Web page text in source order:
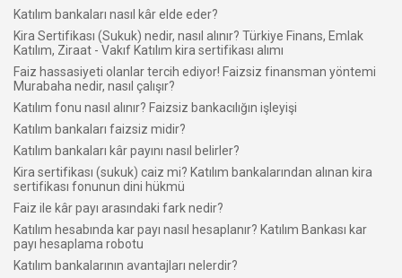
Katılım bankaları nasıl kâr elde eder?
Kira Sertifikası (Sukuk) nedir, nasıl alınır? Türkiye Finans, Emlak
Katılım, Ziraat - Vakıf Katılım kira sertifikası alımı
Faiz hassasiyeti olanlar tercih ediyor! Faizsiz finansman yöntemi
Murabaha nedir, nasıl çalışır?
Katılım fonu nasıl alınır? Faizsiz bankacılığın işleyişi
Katılım bankaları faizsiz midir?
Katılım bankaları kâr payını nasıl belirler?
Kira sertifikası (sukuk) caiz mi? Katılım bankalarından alınan kira
sertifikası fonunun dini hükmü
Faiz ile kâr payı arasındaki fark nedir?
Katılım hesabında kar payı nasıl hesaplanır? Katılım Bankası kar
payı hesaplama robotu
Katılım bankalarının avantajları nelerdir?